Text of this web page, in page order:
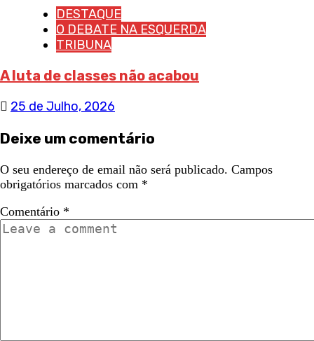
DESTAQUE
O DEBATE NA ESQUERDA
TRIBUNA
A luta de classes não acabou
25 de Julho, 2026
Deixe um comentário
O seu endereço de email não será publicado. Campos
obrigatórios marcados com *
Comentário *